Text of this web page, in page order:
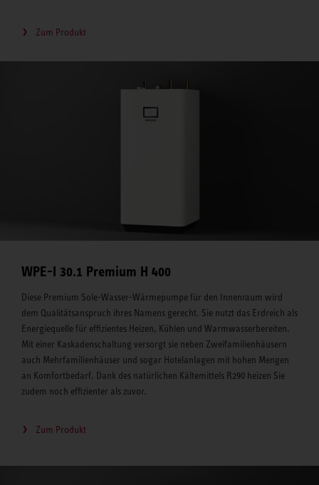
Zum Produkt
WPE-I 30.1 Premium H 400
Diese Premium Sole-Wasser-Wärmepumpe für den Innenraum wird
dem Qualitätsanspruch ihres Namens gerecht. Sie nutzt das Erdreich als
Energiequelle für effizientes Heizen, Kühlen und Warmwasserbereiten.
Mit einer Kaskadenschaltung versorgt sie neben Zweifamilienhäusern
auch Mehrfamilienhäuser und sogar Hotelanlagen mit hohen Mengen
an Komfortbedarf. Dank des natürlichen Kältemittels R290 heizen Sie
zudem noch effizienter als zuvor.
Zum Produkt